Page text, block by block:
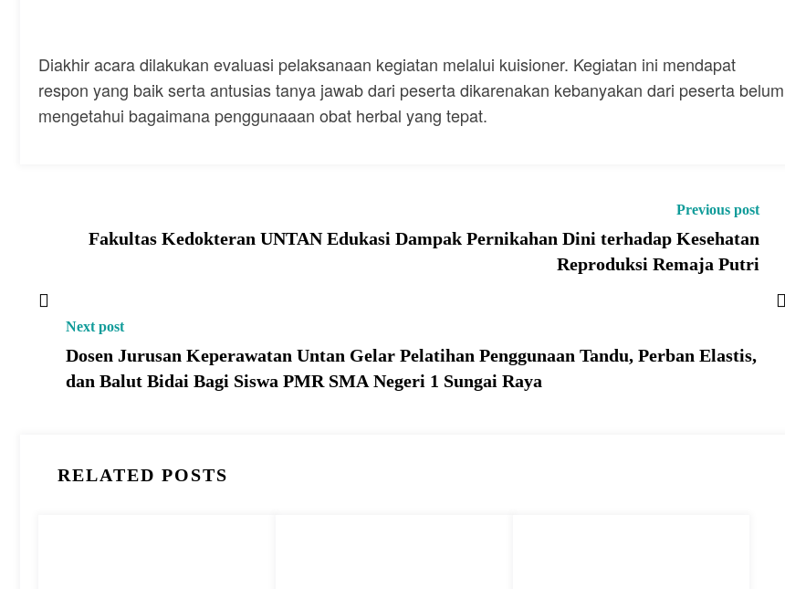
Diakhir acara dilakukan evaluasi pelaksanaan kegiatan melalui kuisioner. Kegiatan ini mendapat
respon yang baik serta antusias tanya jawab dari peserta dikarenakan kebanyakan dari peserta belum
mengetahui bagaimana penggunaaan obat herbal yang tepat.
Previous post
Fakultas Kedokteran UNTAN Edukasi Dampak Pernikahan Dini terhadap Kesehatan
Reproduksi Remaja Putri
Next post
Dosen Jurusan Keperawatan Untan Gelar Pelatihan Penggunaan Tandu, Perban Elastis,
dan Balut Bidai Bagi Siswa PMR SMA Negeri 1 Sungai Raya
RELATED POSTS